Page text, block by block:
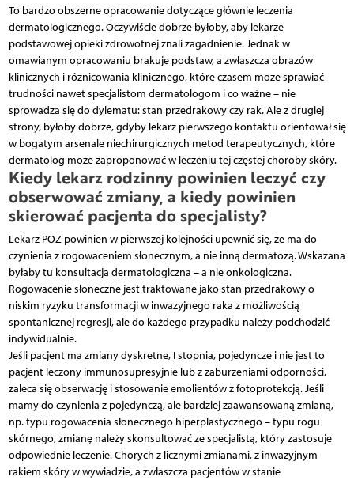
To bardzo obszerne opracowanie dotyczące głównie leczenia
dermatologicznego. Oczywiście dobrze byłoby, aby lekarze
podstawowej opieki zdrowotnej znali zagadnienie. Jednak w
omawianym opracowaniu brakuje podstaw, a zwłaszcza obrazów
klinicznych i różnicowania klinicznego, które czasem może sprawiać
trudności nawet specjalistom dermatologom i co ważne – nie
sprowadza się do dylematu: stan przedrakowy czy rak. Ale z drugiej
strony, byłoby dobrze, gdyby lekarz pierwszego kontaktu orientował się
w bogatym arsenale niechirurgicznych metod terapeutycznych, które
dermatolog może zaproponować w leczeniu tej częstej choroby skóry.
Kiedy lekarz rodzinny powinien leczyć czy
obserwować zmiany, a kiedy powinien
skierować pacjenta do specjalisty?
Lekarz POZ powinien w pierwszej kolejności upewnić się, że ma do
czynienia z rogowaceniem słonecznym, a nie inną dermatozą. Wskazana
byłaby tu konsultacja dermatologiczna – a nie onkologiczna.
Rogowacenie słoneczne jest traktowane jako stan przedrakowy o
niskim ryzyku transformacji w inwazyjnego raka z możliwością
spontanicznej regresji, ale do każdego przypadku należy podchodzić
indywidualnie.
Jeśli pacjent ma zmiany dyskretne, I stopnia, pojedyncze i nie jest to
pacjent leczony immunosupresyjnie lub z zaburzeniami odporności,
zaleca się obserwację i stosowanie emolientów z fotoprotekcją. Jeśli
mamy do czynienia z pojedynczą, ale bardziej zaawansowaną zmianą,
np. typu rogowacenia słonecznego hiperplastycznego – typu rogu
skórnego, zmianę należy skonsultować ze specjalistą, który zastosuje
odpowiednie leczenie. Chorych z licznymi zmianami, z inwazyjnym
rakiem skóry w wywiadzie, a zwłaszcza pacjentów w stanie